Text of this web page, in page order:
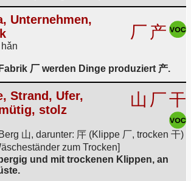
Unternehmen,
厂 产
厂 werden Dinge produziert 产.
Strand, Ufer,
stolz
山 厂干
山, darunter: 厈 (Klippe 厂, trocken 干)
zum Trocken]
und mit trockenen Klippen, an